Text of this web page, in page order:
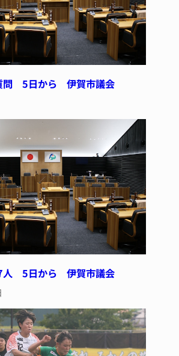
問 5日から 伊賀市議会
人 5日から 伊賀市議会